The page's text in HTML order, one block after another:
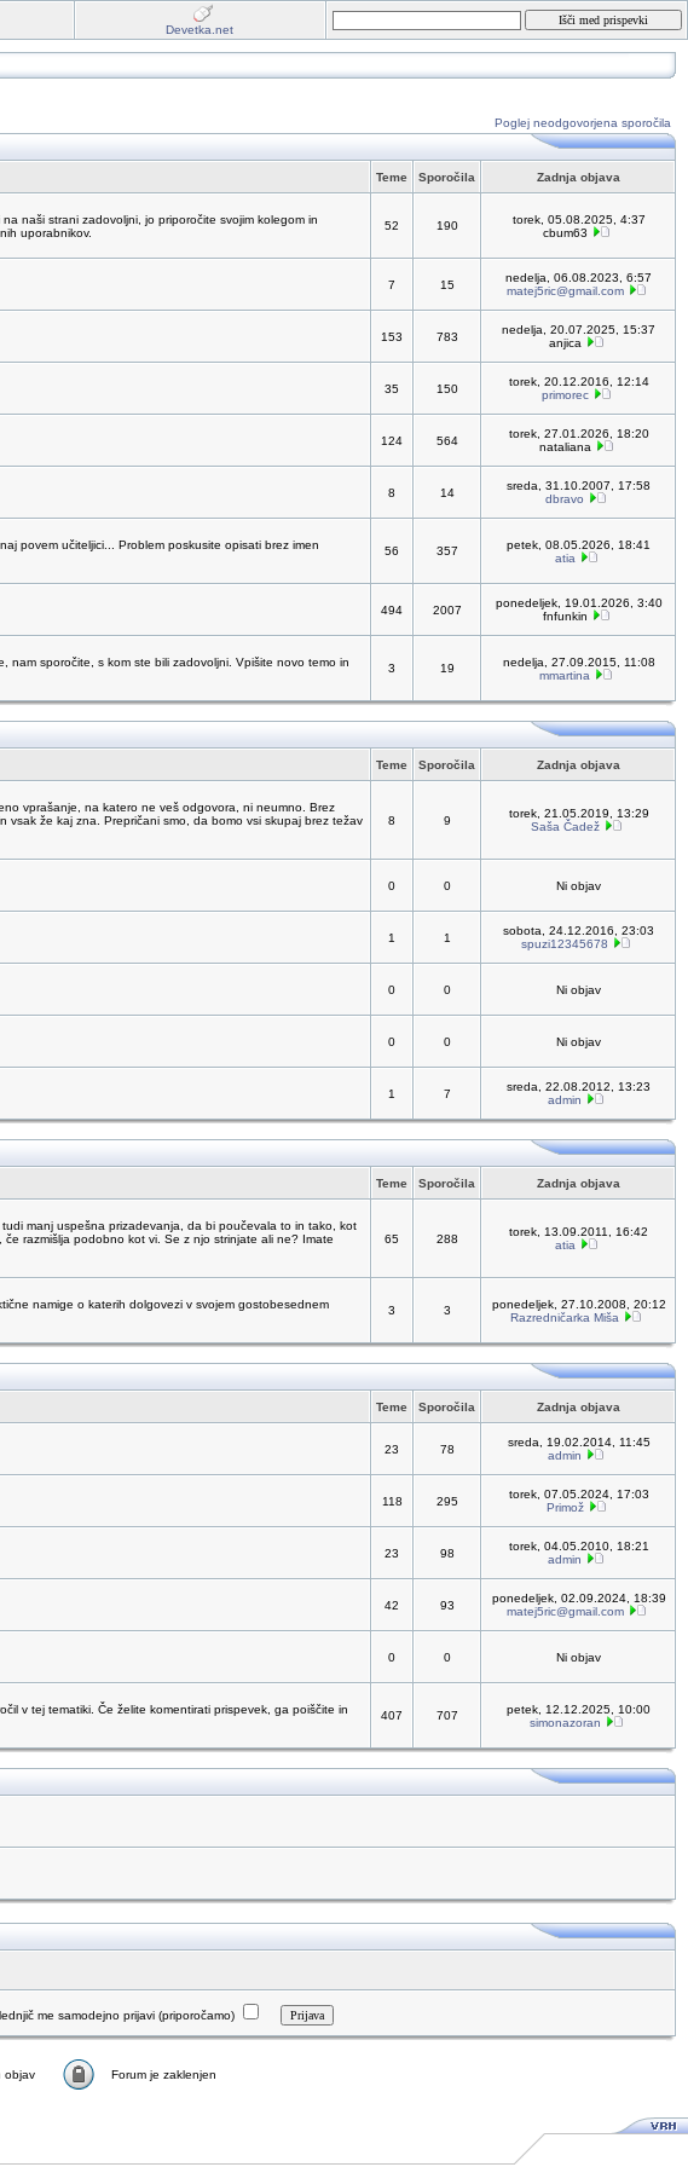
Devetka.net
Poglej neodgovorjena sporočila
Teme Sporočila Zadnja objava
naši strani zadovoljni, jo priporočite svojim kolegom in
uporabnikov.
52 190
torek, 05.08.2025, 4:37
cbum63
7 15
nedelja, 06.08.2023, 6:57
matej5ric@gmail.com
153 783
nedelja, 20.07.2025, 15:37
anjica
35 150
torek, 20.12.2016, 12:14
primorec
124 564
torek, 27.01.2026, 18:20
nataliana
8 14
sreda, 31.10.2007, 17:58
dbravo
povem učiteljici... Problem poskusite opisati brez imen
56 357
petek, 08.05.2026, 18:41
atia
494 2007
ponedeljek, 19.01.2026, 3:40
fnfunkin
sporočite, s kom ste bili zadovoljni. Vpišite novo temo in
3 19
nedelja, 27.09.2015, 11:08
mmartina
Teme Sporočila Zadnja objava
vprašanje, na katero ne veš odgovora, ni neumno. Brez
vsak že kaj zna. Prepričani smo, da bomo vsi skupaj brez težav
8 9
torek, 21.05.2019, 13:29
Saša Čadež
0 0 Ni objav
1 1
sobota, 24.12.2016, 23:03
spuzi12345678
0 0 Ni objav
0 0 Ni objav
1 7
sreda, 22.08.2012, 13:23
admin
Teme Sporočila Zadnja objava
manj uspešna prizadevanja, da bi poučevala to in tako, kot
razmišlja podobno kot vi. Se z njo strinjate ali ne? Imate
65 288
torek, 13.09.2011, 16:42
atia
namige o katerih dolgovezi v svojem gostobesednem
3 3
ponedeljek, 27.10.2008, 20:12
Razredničarka Miša
Teme Sporočila Zadnja objava
23 78
sreda, 19.02.2014, 11:45
admin
118 295
torek, 07.05.2024, 17:03
Primož
23 98
torek, 04.05.2010, 18:21
admin
42 93
ponedeljek, 02.09.2024, 18:39
matej5ric@gmail.com
0 0 Ni objav
v tej tematiki. Če želite komentirati prispevek, ga poiščite in
407 707
petek, 12.12.2025, 10:00
simonazoran
me samodejno prijavi (priporočamo)
objav Forum je zaklenjen